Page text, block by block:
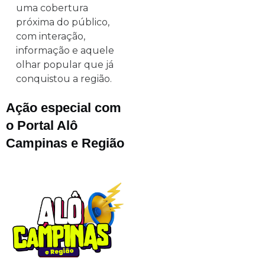
uma cobertura
próxima do público,
com interação,
informação e aquele
olhar popular que já
conquistou a região.
Ação especial com
o Portal Alô
Campinas e Região